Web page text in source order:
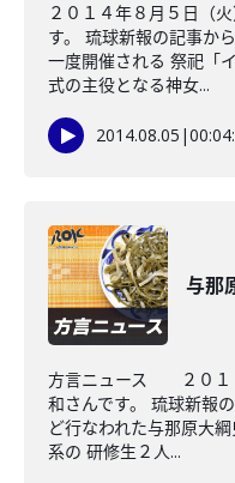
２０１４年８月５日（
す。 琉球新報の記事か
一度開催される 祭祀「
式の主役となる神女...
2014.08.05 |
与那
方言ニュース ２０１
和さんです。 琉球新報
ど行なわれた与那原大
系の 研修生２人...